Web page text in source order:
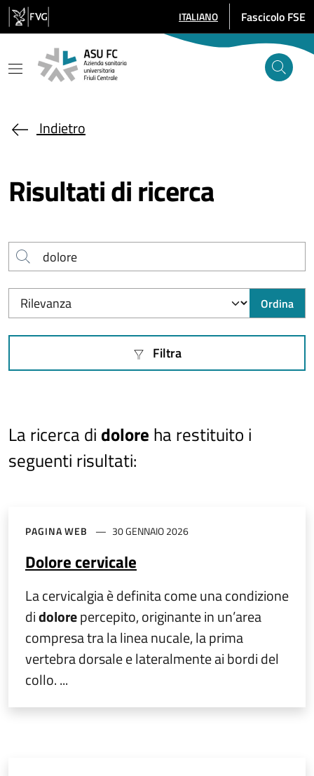
Salta al contenuto principale
SELEZIONE LINGUA: LINGUA
ITALIANO Fascicolo FSE
Indietro
Risultati di ricerca
Cerca
Ordina per Ordina
Filtra
La ricerca di dolore ha restituito i
seguenti risultati:
PAGINA WEB 30 GENNAIO 2026
Dolore cervicale
La cervicalgia è definita come una condizione
didolorepercepito, originante in un’area
compresa tra la linea nucale, la prima
vertebra dorsale e lateralmente ai bordi del
collo. ...